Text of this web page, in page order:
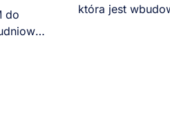
do
która jest